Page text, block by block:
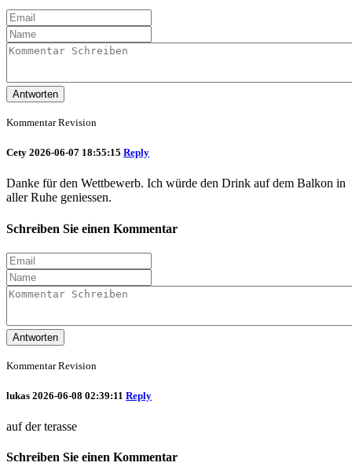
Antworten
Kommentar Revision
Cety 2026-06-07 18:55:15 Reply
Danke für den Wettbewerb. Ich würde den Drink auf dem Balkon in
aller Ruhe geniessen.
Schreiben Sie einen Kommentar
Antworten
Kommentar Revision
lukas 2026-06-08 02:39:11 Reply
auf der terasse
Schreiben Sie einen Kommentar